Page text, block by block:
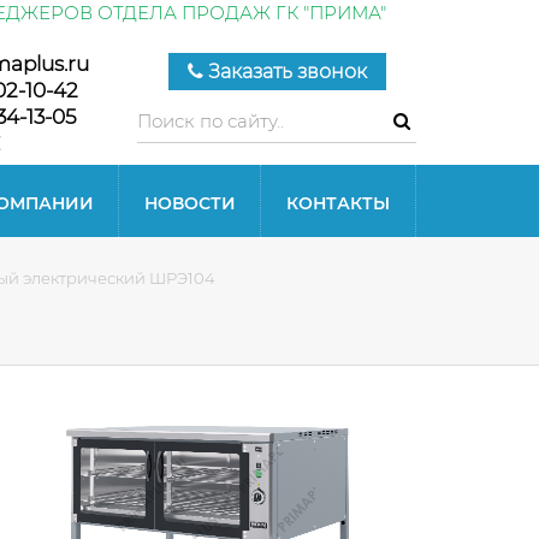
ОТДЕЛА ПРОДАЖ ГК "ПРИМА"
10-42
13-05
Заказать звонок
НОВОСТИ КОНТАКТЫ
электрический ШРЭ104